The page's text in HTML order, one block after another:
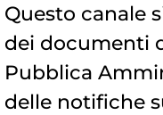
Questo canale
dei documenti
Pubblica
delle notifiche